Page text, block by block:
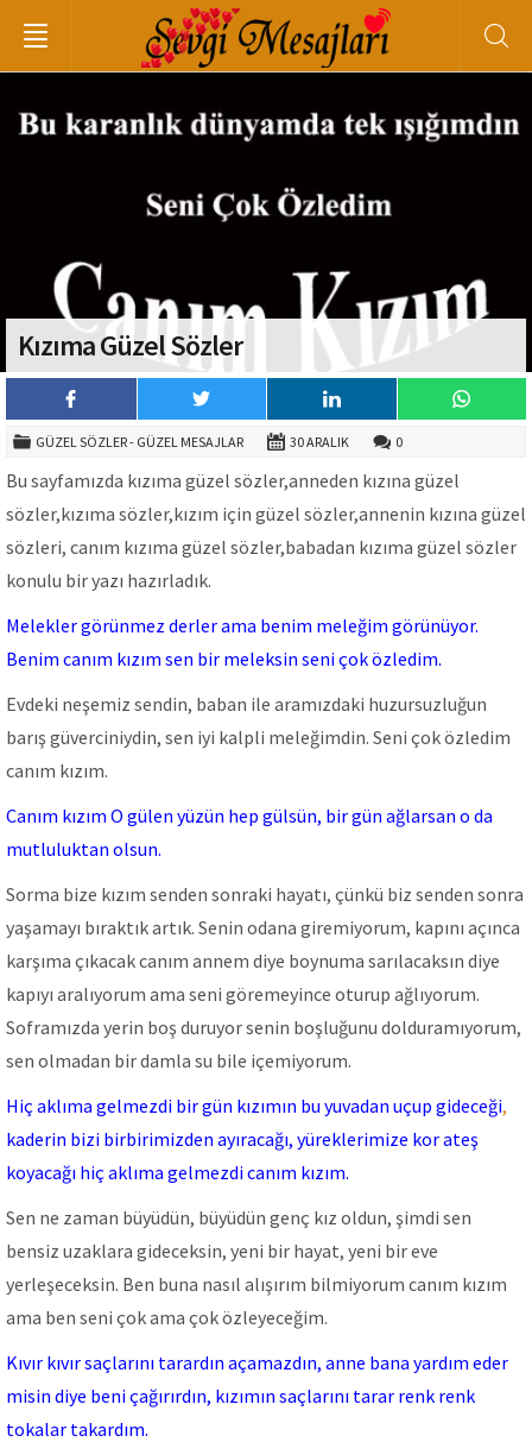
Kızıma Güzel Sözler
GÜZEL SÖZLER - GÜZEL MESAJLAR 30 ARALIK 0
Bu sayfamızda kızıma güzel sözler,anneden kızına güzel
sözler,kızıma sözler,kızım için güzel sözler,annenin kızına güzel
sözleri, canım kızıma güzel sözler,babadan kızıma güzel sözler
konulu bir yazı hazırladık.
Melekler görünmez derler ama benim meleğim görünüyor.
Benim canım kızım sen bir meleksin seni çok özledim.
Evdeki neşemiz sendin, baban ile aramızdaki huzursuzluğun
barış güverciniydin, sen iyi kalpli meleğimdin. Seni çok özledim
canım kızım.
Canım kızım O gülen yüzün hep gülsün, bir gün ağlarsan o da
mutluluktan olsun.
Sorma bize kızım senden sonraki hayatı, çünkü biz senden sonra
yaşamayı bıraktık artık. Senin odana giremiyorum, kapını açınca
karşıma çıkacak canım annem diye boynuma sarılacaksın diye
kapıyı aralıyorum ama seni göremeyince oturup ağlıyorum.
Soframızda yerin boş duruyor senin boşluğunu dolduramıyorum,
sen olmadan bir damla su bile içemiyorum.
Hiç aklıma gelmezdi bir gün kızımın bu yuvadan uçup gideceği,
kaderin bizi birbirimizden ayıracağı, yüreklerimize kor ateş
koyacağı hiç aklıma gelmezdi canım kızım.
Sen ne zaman büyüdün, büyüdün genç kız oldun, şimdi sen
bensiz uzaklara gideceksin, yeni bir hayat, yeni bir eve
yerleşeceksin. Ben buna nasıl alışırım bilmiyorum canım kızım
ama ben seni çok ama çok özleyeceğim.
Kıvır kıvır saçlarını tarardın açamazdın, anne bana yardım eder
misin diye beni çağırırdın, kızımın saçlarını tarar renk renk
tokalar takardım.